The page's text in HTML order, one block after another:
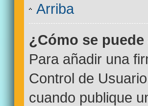
Arriba
¿Cómo se
Para añadir una
Control de
cuando publique